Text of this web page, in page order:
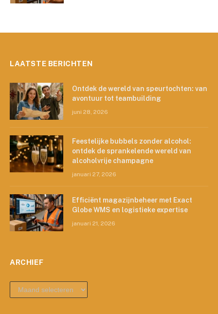
LAATSTE BERICHTEN
Ontdek de wereld van speurtochten: van
avontuur tot teambuilding
juni 28, 2026
Feestelijke bubbels zonder alcohol:
ontdek de sprankelende wereld van
alcoholvrije champagne
januari 27, 2026
Efficiënt magazijnbeheer met Exact
Globe WMS en logistieke expertise
januari 21, 2026
ARCHIEF
archief